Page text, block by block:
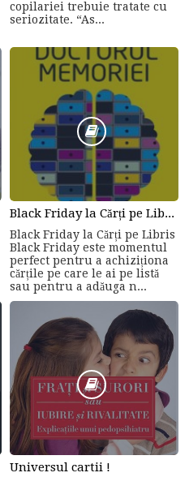
copilariei trebuie tratate cu
seriozitate. “As...
Black Friday la Cărți pe Libris
Black Friday la Cărți pe Libris
Black Friday este momentul
perfect pentru a achiziționa
cărțile pe care le ai pe listă
sau pentru a adăuga n...
Universul cartii !